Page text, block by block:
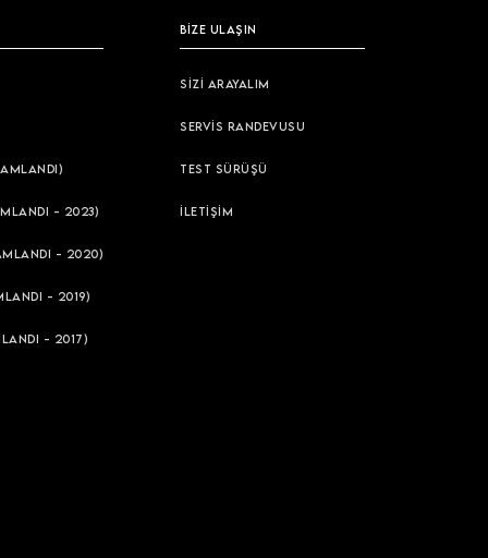
- 2023)
- 2020)
- 2019)
- 2017)
BİZE ULAŞIN
SİZİ ARAYALIM
SERVİS RANDEVUSU
TEST SÜRÜŞÜ
İLETİŞİM